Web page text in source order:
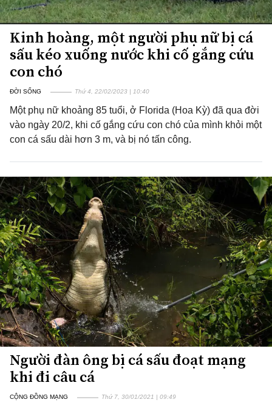
Kinh hoàng, một người phụ nữ bị cá
sấu kéo xuống nước khi cố gắng cứu
con chó
ĐỜI SỐNG Thứ 4, 22/02/2023 | 10:40
Một phụ nữ khoảng 85 tuổi, ở Florida (Hoa Kỳ) đã qua đời
vào ngày 20/2, khi cố gắng cứu con chó của mình khỏi một
con cá sấu dài hơn 3 m, và bị nó tấn công.
Người đàn ông bị cá sấu đoạt mạng
khi đi câu cá
CỘNG ĐỒNG MẠNG Thứ 7, 30/01/2021 | 09:49